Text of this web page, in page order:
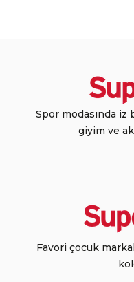
Spor modasında iz
giyim ve
Favori çocuk